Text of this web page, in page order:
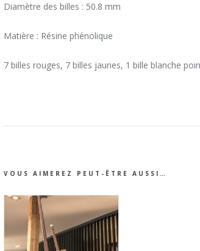
Diamètre des billes : 50.8 mm
Matière : Résine phénolique
7 billes rouges, 7 billes jaunes, 1 bille blanche
VOUS AIMEREZ PEUT-ÊTRE AUSSI…